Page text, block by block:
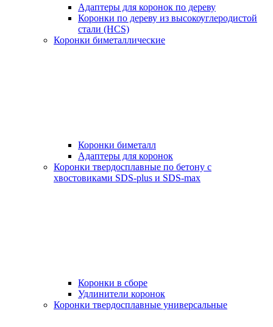
Адаптеры для коронок по дереву
Коронки по дереву из высокоуглеродистой
стали (HCS)
Коронки биметаллические
Коронки биметалл
Адаптеры для коронок
Коронки твердосплавные по бетону с
хвостовиками SDS-plus и SDS-max
Коронки в сборе
Удлинители коронок
Коронки твердосплавные универсальные